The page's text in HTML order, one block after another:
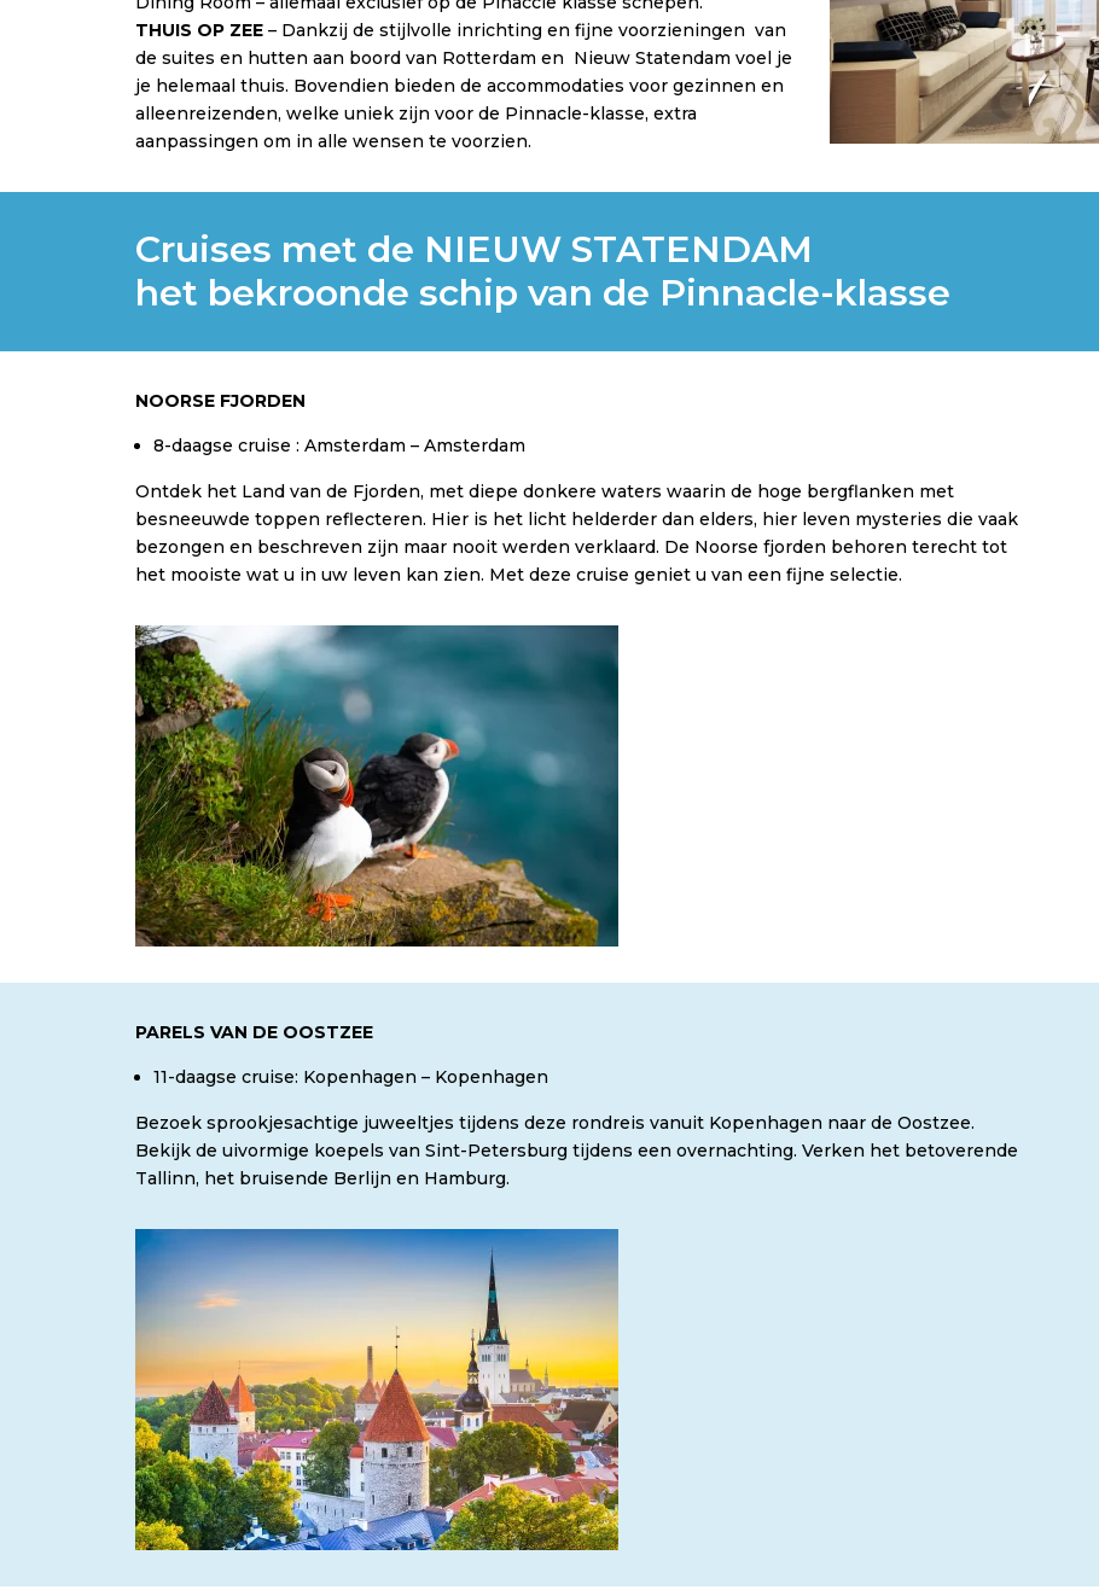
THUIS OP ZEE – Dankzij de stijlvolle inrichting en fijne voorzieningen van
de suites en hutten aan boord van Rotterdam en Nieuw Statendam voel je
je helemaal thuis. Bovendien bieden de accommodaties voor gezinnen en
alleenreizenden, welke uniek zijn voor de Pinnacle-klasse, extra
aanpassingen om in alle wensen te voorzien.
Cruises met de NIEUW STATENDAM
het bekroonde schip van de Pinnacle-klasse
NOORSE FJORDEN
8-daagse cruise : Amsterdam – Amsterdam
Ontdek het Land van de Fjorden, met diepe donkere waters waarin de hoge bergflanken met
besneeuwde toppen reflecteren. Hier is het licht helderder dan elders, hier leven mysteries die vaak
bezongen en beschreven zijn maar nooit werden verklaard. De Noorse fjorden behoren terecht tot
het mooiste wat u in uw leven kan zien. Met deze cruise geniet u van een fijne selectie.
PARELS VAN DE OOSTZEE
11-daagse cruise: Kopenhagen – Kopenhagen
Bezoek sprookjesachtige juweeltjes tijdens deze rondreis vanuit Kopenhagen naar de Oostzee.
Bekijk de uivormige koepels van Sint-Petersburg tijdens een overnachting. Verken het betoverende
Tallinn, het bruisende Berlijn en Hamburg.